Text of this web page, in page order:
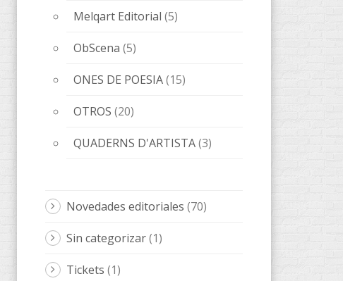
Melqart Editorial (5)
ObScena (5)
ONES DE POESIA(15)
OTROS (20)
QUADERNS D'ARTISTA(3)
Novedades editoriales (70)
Sin categorizar(1)
Tickets (1)